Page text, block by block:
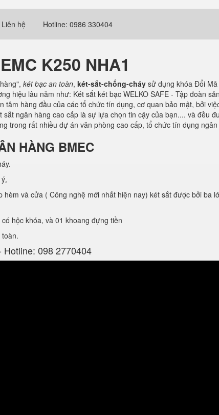
Liên hệ Hotline: 0986 330404
K250 NHA1
két bạc an toàn, két-sắt-chống-cháy sử dụng khóa Đổi
hiệu lâu năm như: Két sắt két bạc WELKO SAFE - Tập đoàn
tâm hàng đầu của các tổ chức tín dụng, cơ quan bảo mật, bởi
ngân hàng cao cấp là sự lựa chọn tin cậy của bạn.... và đều
trong rất nhiều dự án văn phòng cao cấp, tổ chức tín dụng
HÀNG BMEC
.
và cửa ( Công nghệ mới nhất hiện nay) két sắt được bởi ba
hộc khóa, và 01 khoang đựng tiền
098 2770404